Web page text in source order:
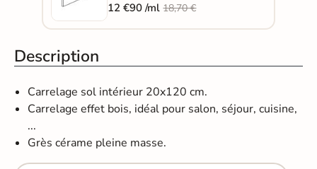
12 €90 /ml18,70 €
Description
Carrelage sol intérieur 20x120 cm.
Carrelage effet bois, idéal pour salon, séjour, cuisine,
...
Grès cérame pleine masse.